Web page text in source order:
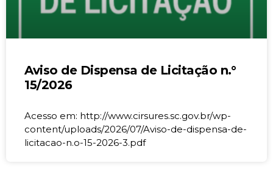
Aviso de Dispensa de Licitação n.°
15/2026
Acesso em: http://www.cirsures.sc.gov.br/wp-
content/uploads/2026/07/Aviso-de-dispensa-de-
licitacao-n.o-15-2026-3.pdf